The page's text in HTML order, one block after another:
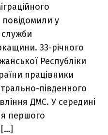
у
служби
33-річного
Республіки
працівники
південного
ДМС. У середині
першого